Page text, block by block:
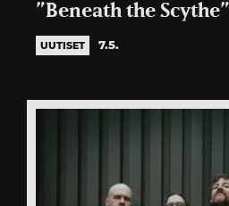
”Beneath the Scythe”
UUTISET 7.5.